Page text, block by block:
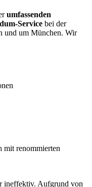
umfassenden
Service bei der
und um München. Wir
mit renommierten
ineffektiv. Aufgrund von